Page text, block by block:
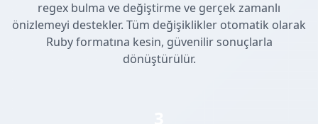
regex bulma ve değiştirme ve gerçek zamanlı
önizlemeyi destekler. Tüm değişiklikler otomatik olarak
Ruby formatına kesin, güvenilir sonuçlarla
dönüştürülür.